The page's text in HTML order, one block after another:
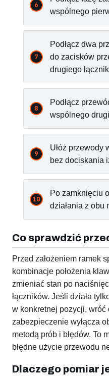
wspólnego
Podłącz dwa
do zacisków
drugiego
Podłącz
wspólnego
Ułóż przewody
bez dociskania
Po zamknięciu
działania z obu
Co sprawdzić
Przed założeniem ramek
kombinacje położenia
zmieniać stan po
łączników. Jeśli działa
w konkretnej pozycji,
zabezpieczenie wyłącza
metodą prób i błędów. To
błędne użycie przewodu
Dlaczego pomiar